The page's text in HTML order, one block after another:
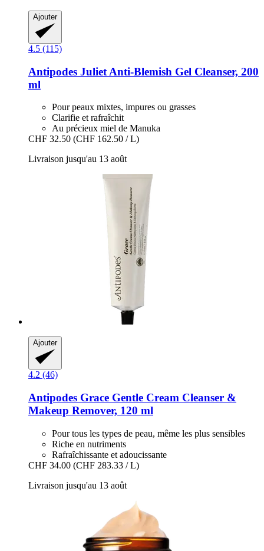
Ajouter
4.5 (115)
Antipodes Juliet Anti-​Blemish Gel Cleanser, 200
ml
Pour peaux mixtes, impures ou grasses
Clarifie et rafraîchit
Au précieux miel de Manuka
CHF 32.50 (CHF 162.50 / L)
Livraison jusqu'au 13 août
Ajouter
4.2 (46)
Antipodes Grace Gentle Cream Cleanser &
Makeup Remover, 120 ml
Pour tous les types de peau, même les plus sensibles
Riche en nutriments
Rafraîchissante et adoucissante
CHF 34.00 (CHF 283.33 / L)
Livraison jusqu'au 13 août